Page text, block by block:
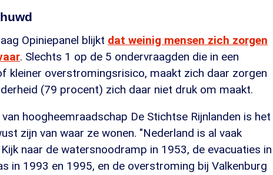
Opiniepanel blijkt dat weinig mensen zich zorgen
. Slechts 1 op de 5 ondervraagden die in een
kleiner overstromingsrisico, maakt zich daar zorgen
(79 procent) zich daar niet druk om maakt.
hoogheemraadschap De Stichtse Rijnlanden is het
zijn van waar ze wonen. "Nederland is al vaak
naar de watersnoodramp in 1953, de evacuaties in
in 1993 en 1995, en de overstroming bij Valkenburg